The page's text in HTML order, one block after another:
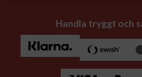
Handla tryggt och